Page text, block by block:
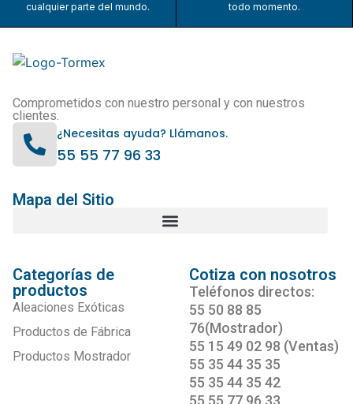
cualquier parte del mundo.
todo momento.
Comprometidos con nuestro personal y con nuestros
clientes.
¿Necesitas ayuda? Llámanos.
55 55 77 96 33
Mapa del Sitio
Categorías de
productos
Aleaciones Exóticas
Productos de Fábrica
Productos Mostrador
Cotiza con nosotros
Teléfonos directos:
55 50 88 85
76(Mostrador)
55 15 49 02 98 (Ventas)
55 35 44 35 35
55 35 44 35 42